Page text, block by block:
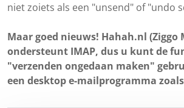
niet zoiets als een "unsend" of "undo
Maar goed nieuws! Hahah.nl (Ziggo
ondersteunt IMAP, dus u kunt de
"verzenden ongedaan maken"
een desktop e-mailprogramma zoals